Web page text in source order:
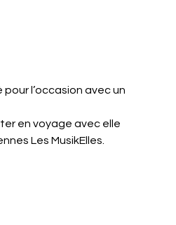
l’occasion avec un
en voyage avec elle
Les MusikElles.